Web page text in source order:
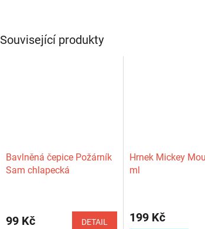
Související produkty
Bavlněná čepice Požárník
Sam chlapecká
99 Kč DETAIL
Hrnek Mickey
ml
199 Kč